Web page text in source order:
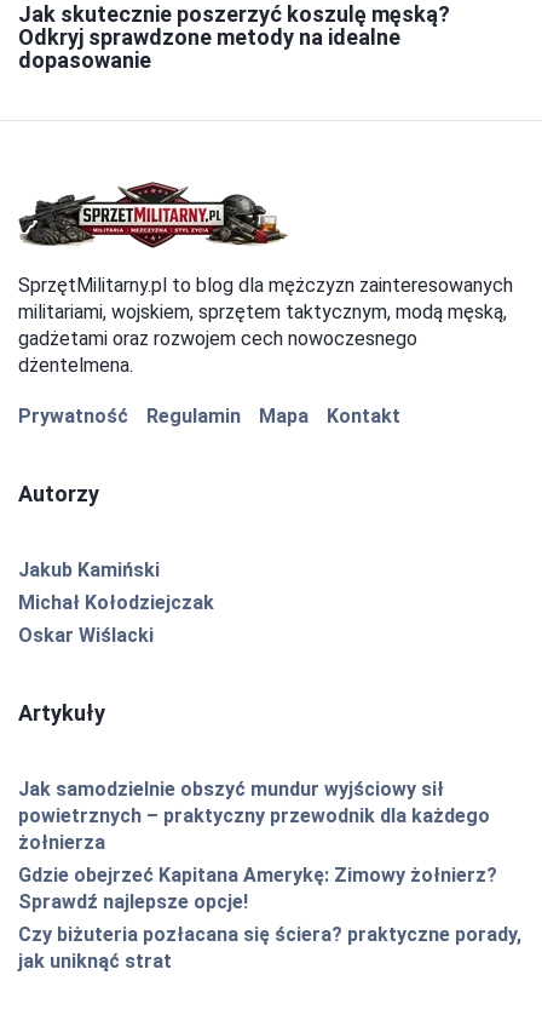
Jak skutecznie poszerzyć koszulę męską?
Odkryj sprawdzone metody na idealne
dopasowanie
SprzętMilitarny.pl to blog dla mężczyzn zainteresowanych
militariami, wojskiem, sprzętem taktycznym, modą męską,
gadżetami oraz rozwojem cech nowoczesnego
dżentelmena.
Prywatność Regulamin Mapa Kontakt
Autorzy
Jakub Kamiński
Michał Kołodziejczak
Oskar Wiślacki
Artykuły
Jak samodzielnie obszyć mundur wyjściowy sił
powietrznych – praktyczny przewodnik dla każdego
żołnierza
Gdzie obejrzeć Kapitana Amerykę: Zimowy żołnierz?
Sprawdź najlepsze opcje!
Czy biżuteria pozłacana się ściera? praktyczne porady,
jak uniknąć strat